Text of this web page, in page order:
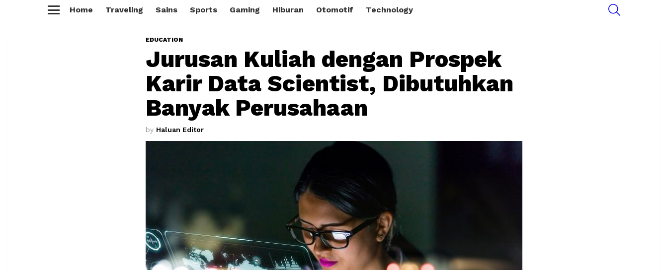
Home Traveling Sains Sports Gaming Hiburan Otomotif Technology
EDUCATION
Jurusan Kuliah dengan Prospek
Karir Data Scientist, Dibutuhkan
Banyak Perusahaan
by Haluan Editor